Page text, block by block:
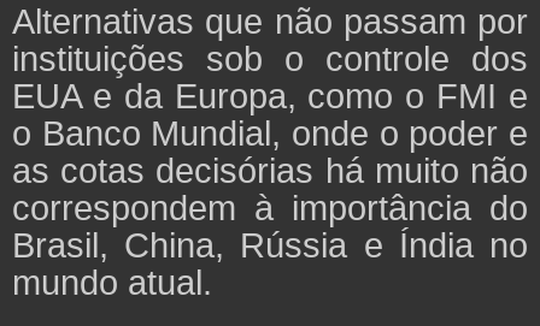
Alternativas que não passam por
instituições sob o controle dos
EUA e da Europa, como o FMI e
o Banco Mundial, onde o poder e
as cotas decisórias há muito não
correspondem à importância do
Brasil, China, Rússia e Índia no
mundo atual.